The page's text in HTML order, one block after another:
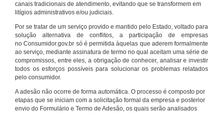
canais tradicionais de atendimento, evitando que se transformem em
litígios administrativos e/ou judiciais.
Por se tratar de um serviço provido e mantido pelo Estado, voltado para
solução alternativa de conflitos, a participação de empresas
no Consumidor.gov.br só é permitida àquelas que aderem formalmente
ao serviço, mediante assinatura de termo no qual aceitam uma série de
compromissos, entre eles, a obrigação de conhecer, analisar e investir
todos os esforços possíveis para solucionar os problemas relatados
pelo consumidor.
A adesão não ocorre de forma automática. O processo é composto por
etapas que se iniciam com a solicitação formal da empresa e posterior
envio do Formulário e Termo de Adesão, os quais serão analisados